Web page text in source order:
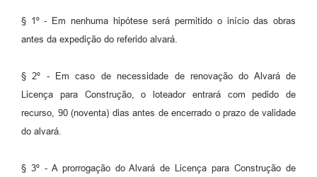
§ 1º - Em nenhuma hipótese será permitido o início das obras
antes da expedição do referido alvará.
§ 2º - Em caso de necessidade de renovação do Alvará de
Licença para Construção, o loteador entrará com pedido de
recurso, 90 (noventa) dias antes de encerrado o prazo de validade
do alvará.
§ 3º - A prorrogação do Alvará de Licença para Construção de